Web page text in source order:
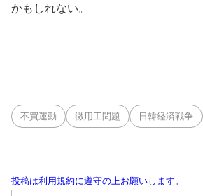
かもしれない。
不買運動 徴用工問題 日韓経済戦争